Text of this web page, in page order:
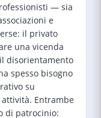
— sia
e
il privato
una vicenda
disorientamento
spesso bisogno
su
Entrambe
di patrocinio: